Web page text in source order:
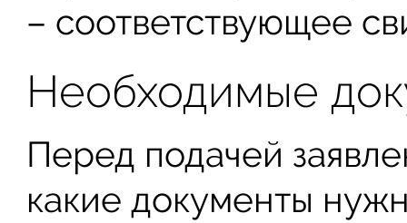
– соответствующее
Необходимые
Перед подачей
какие документы